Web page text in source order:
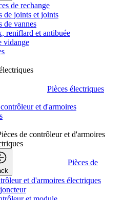
de rechange
de joints et joints
de vannes
reniflard et antibuée
vidange
Pièces électriques
et d'armoires
de contrôleur et d'armoires
Pièces de
et d'armoires électriques